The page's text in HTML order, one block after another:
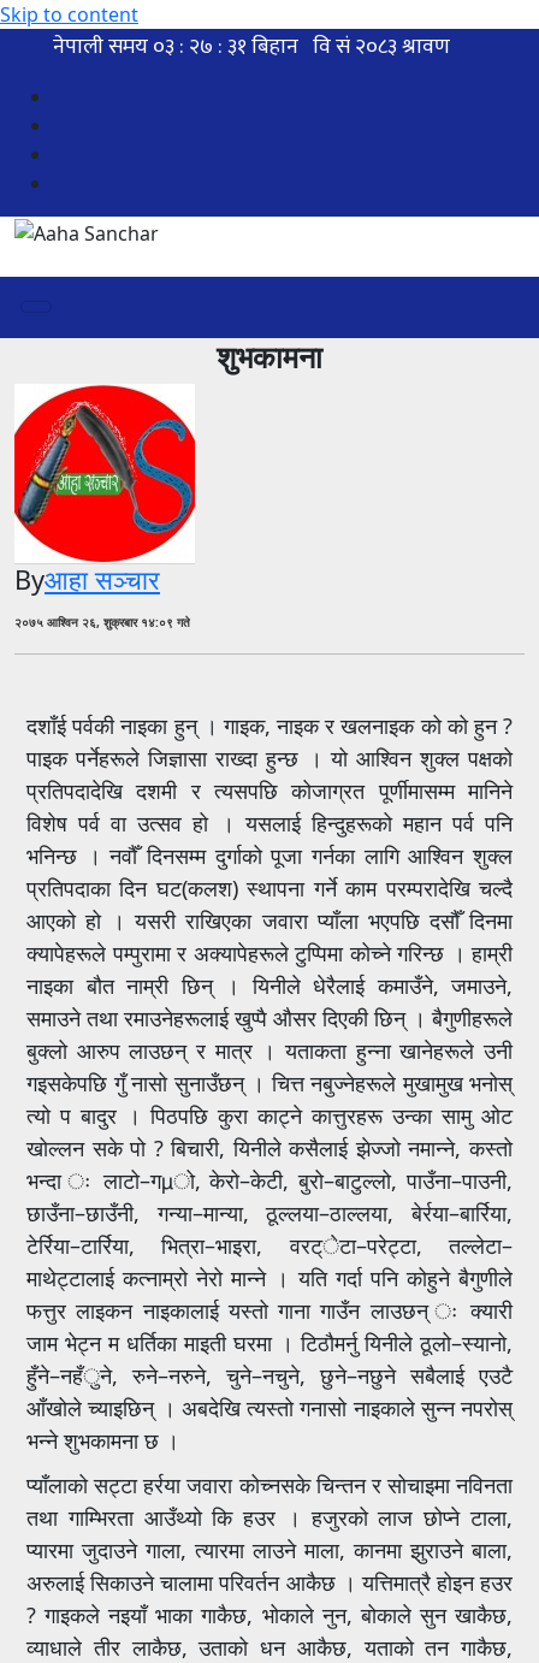
Skip to content
शुभकामना
Byआहा सञ्चार
२०७५ आश्विन २६, शुक्रबार १४:०९ गते
दशाँई पर्वकी नाइका हुन् । गाइक, नाइक र खलनाइक को को हुन ?
पाइक पर्नेहरूले जिज्ञासा राख्दा हुन्छ । यो आश्विन शुक्ल पक्षको
प्रतिपदादेखि दशमी र त्यसपछि कोजाग्रत पूर्णीमासम्म मानिने
विशेष पर्व वा उत्सव हो । यसलाई हिन्दुहरूको महान पर्व पनि
भनिन्छ । नवौँ दिनसम्म दुर्गाको पूजा गर्नका लागि आश्विन शुक्ल
प्रतिपदाका दिन घट(कलश) स्थापना गर्ने काम परम्परादेखि चल्दै
आएको हो । यसरी राखिएका जवारा प्याँला भएपछि दसौँ दिनमा
क्यापेहरूले पम्पुरामा र अक्यापेहरूले टुप्पिमा कोच्ने गरिन्छ । हाम्री
नाइका बौत नाम्री छिन् । यिनीले धेरैलाई कमाउँने, जमाउने,
समाउने तथा रमाउनेहरूलाई खुप्पै औसर दिएकी छिन् । बैगुणीहरूले
बुक्लो आरुप लाउछन् र मात्र । यताकता हुन्ना खानेहरूले उनी
गइसकेपछि गुँ नासो सुनाउँछन् । चित्त नबुज्नेहरूले मुखामुख भनोस्
त्यो प बादुर । पिठपछि कुरा काट्ने कात्तुरहरू उन्का सामु ओट
खोल्लन सके पो ? बिचारी, यिनीले कसैलाई झेज्जो नमान्ने, कस्तो
भन्दा ः लाटो–गµो, केरो–केटी, बुरो–बाटुल्लो, पाउँना–पाउनी,
छाउँना–छाउँनी, गन्या–मान्या, ठूल्लया–ठाल्लया, बेर्रया–बार्रिया,
टेर्रिया–टार्रिया, भित्रा–भाइरा, वरट्ेटा–परेट्टा, तल्लेटा–
माथेट्टालाई कत्नाम्रो नेरो मान्ने । यति गर्दा पनि कोहुने बैगुणीले
फत्तुर लाइकन नाइकालाई यस्तो गाना गाउँन लाउछन् ः क्यारी
जाम भेट्न म धर्तिका माइती घरमा । टिठौमर्नु यिनीले ठूलो–स्यानो,
हुँने–नहँुने, रुने–नरुने, चुने–नचुने, छुने–नछुने सबैलाई एउटै
आँखोले च्याइछिन् । अबदेखि त्यस्तो गनासो नाइकाले सुन्न नपरोस्
भन्ने शुभकामना छ ।
प्याँलाको सट्टा हर्रया जवारा कोच्नसके चिन्तन र सोचाइमा नविनता
तथा गाम्भिरता आउँथ्यो कि हउर । हजुरको लाज छोप्ने टाला,
प्यारमा जुदाउने गाला, त्यारमा लाउने माला, कानमा झुराउने बाला,
अरुलाई सिकाउने चालामा परिवर्तन आकैछ । यत्तिमात्रै होइन हउर
? गाइकले नइयाँ भाका गाकैछ, भोकाले नुन, बोकाले सुन खाकैछ,
व्याधाले तीर लाकैछ, उताको धन आकैछ, यताको तन गाकैछ,